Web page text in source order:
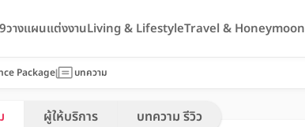
วางแผนแต่งงานLiving & LifestyleTravel & Honeymoon
Package บทความ
ผู้ให้บริการ บทความ รีวิว